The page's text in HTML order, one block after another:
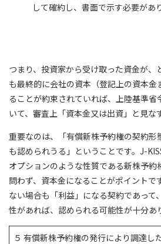
して確約し、書面で示す必要があ
つまり、投資家から受け取った資金が、
も最終的に会社の資本（登記上の資本金
ることが約束されていれば、上陸基準省
いて、審査上「資本金又は出資」と見な
重要なのは、「有償新株予約権の契約形
も認められうる」ということです。J-
オプションのような性質である新株予約
問わず、資本金になることがポイントで
ない場合も「利益」になる契約であって
性があれば、認められる可能性が十分あ
５ 有償新株予約権の発行により調達